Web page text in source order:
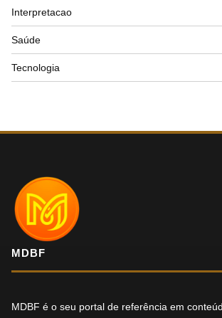
Interpretacao
Saúde
Tecnologia
MDBF
MDBF é o seu portal de referência em